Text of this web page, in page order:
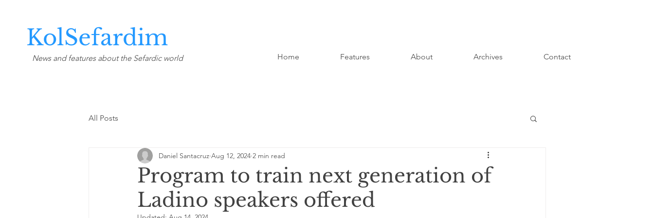
KolSefardim
News and features about the Sefardic world Home Features About Archives Contact
All Posts
Program to train next generation of
Ladino speakers offered
Daniel Santacruz Aug 12, 2024 2 min read